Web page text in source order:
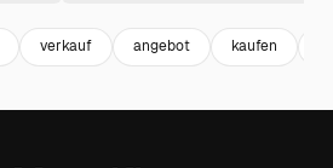
verkauf angebot kaufen